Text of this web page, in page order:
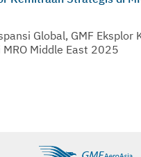
Global, GMF Eksplor
Middle East 2025